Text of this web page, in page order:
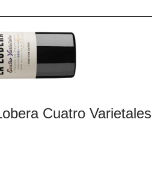
Cuatro Varietales